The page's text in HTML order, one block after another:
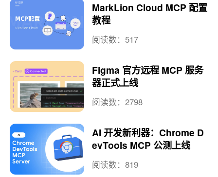
MarkLion Cloud MCP 配置
教程
阅读数：517
Figma 官方远程 MCP 服务
器正式上线
阅读数：2798
AI 开发新利器：Chrome D
evTools MCP 公测上线
阅读数：819